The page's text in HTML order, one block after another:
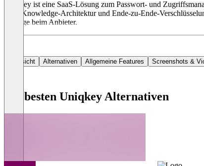
Uniqkey ist eine SaaS-Lösung zum Passwort- und
Zero-Knowledge-Architektur und Ende-zu-Ende-
Anfrage beim Anbieter.
Übersicht Alternativen Allgemeine Features Screenshots &
Die besten Uniqkey Alternativen